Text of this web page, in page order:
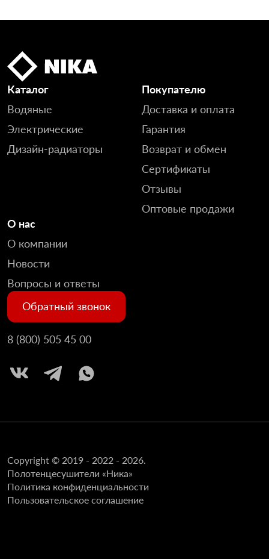
Каталог
Водяные
Электрические
Дизайн-радиаторы
Покупателю
Доставка и оплата
Гарантия
Возврат и обмен
Сертификаты
Отзывы
Оптовые продажи
О нас
О компании
Новости
Вопросы и ответы
Обратный звонок
8 (800) 505 45 00
Copyright © 2019 - 2022 - 2026.
Полотенцесушители «Ника»
Политика конфиденциальности
Пользовательское соглашение